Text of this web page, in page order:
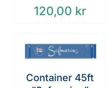
120,00 kr
Container 45ft